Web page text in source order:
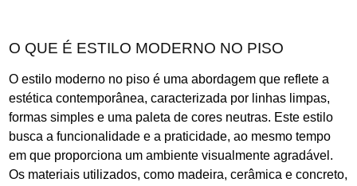
O QUE É ESTILO MODERNO NO PISO
O estilo moderno no piso é uma abordagem que reflete a
estética contemporânea, caracterizada por linhas limpas,
formas simples e uma paleta de cores neutras. Este estilo
busca a funcionalidade e a praticidade, ao mesmo tempo
em que proporciona um ambiente visualmente agradável.
Os materiais utilizados, como madeira, cerâmica e concreto,